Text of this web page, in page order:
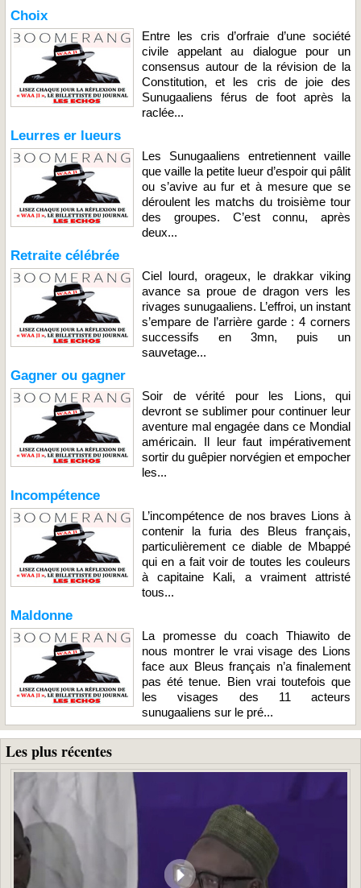
Choix
Entre les cris d’orfraie d’une société
civile appelant au dialogue pour un
consensus autour de la révision de la
Constitution, et les cris de joie des
Sunugaaliens férus de foot après la
raclée...
Leurres er lueurs
Les Sunugaaliens entretiennent vaille
que vaille la petite lueur d’espoir qui pâlit
ou s’avive au fur et à mesure que se
déroulent les matchs du troisième tour
des groupes. C’est connu, après
deux...
Retraite célébrée
Ciel lourd, orageux, le drakkar viking
avance sa proue de dragon vers les
rivages sunugaaliens. L’effroi, un instant
s’empare de l’arrière garde : 4 corners
successifs en 3mn, puis un
sauvetage...
Gagner ou gagner
Soir de vérité pour les Lions, qui
devront se sublimer pour continuer leur
aventure mal engagée dans ce Mondial
américain. Il leur faut impérativement
sortir du guêpier norvégien et empocher
les...
Incompétence
L’incompétence de nos braves Lions à
contenir la furia des Bleus français,
particulièrement ce diable de Mbappé
qui en a fait voir de toutes les couleurs
à capitaine Kali, a vraiment attristé
tous...
Maldonne
La promesse du coach Thiawito de
nous montrer le vrai visage des Lions
face aux Bleus français n’a finalement
pas été tenue. Bien vrai toutefois que
les visages des 11 acteurs
sunugaaliens sur le pré...
Les plus récentes